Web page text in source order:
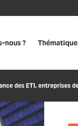
nous ?
des ETI, entreprises